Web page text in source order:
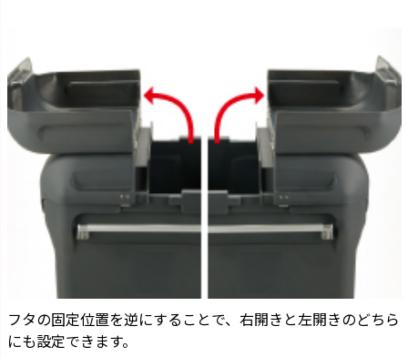
フタの固定位置を逆にすることで、右開きと左開きのどちら
にも設定できます。